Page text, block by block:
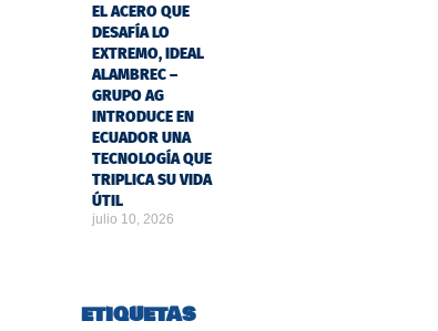
EL ACERO QUE
DESAFÍA LO
EXTREMO, IDEAL
ALAMBREC –
GRUPO AG
INTRODUCE EN
ECUADOR UNA
TECNOLOGÍA QUE
TRIPLICA SU VIDA
ÚTIL
julio 10, 2026
ETIQUETAS